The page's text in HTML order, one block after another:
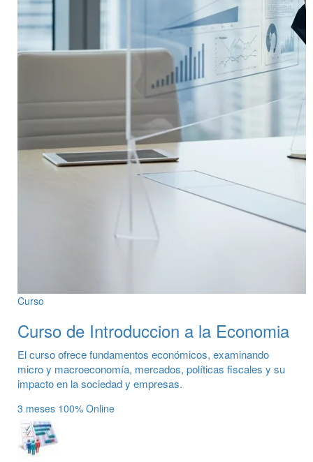
Curso
Curso de Introduccion a la Economia
El curso ofrece fundamentos económicos, examinando
micro y macroeconomía, mercados, políticas fiscales y su
impacto en la sociedad y empresas.
3 meses 100% Online